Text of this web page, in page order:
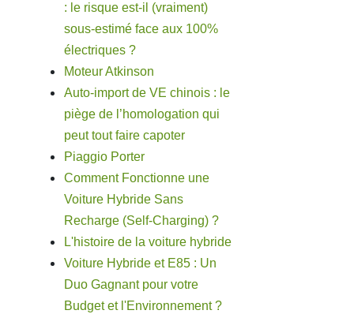
: le risque est-il (vraiment)
sous-estimé face aux 100%
électriques ?
Moteur Atkinson
Auto-import de VE chinois : le
piège de l’homologation qui
peut tout faire capoter
Piaggio Porter
Comment Fonctionne une
Voiture Hybride Sans
Recharge (Self-Charging) ?
L'histoire de la voiture hybride
Voiture Hybride et E85 : Un
Duo Gagnant pour votre
Budget et l'Environnement ?